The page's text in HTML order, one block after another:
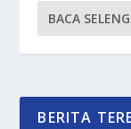
BACA
BERITA